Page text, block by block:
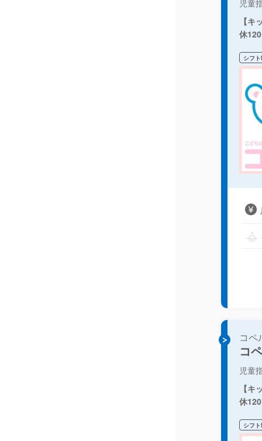
児童
【
休
シフ
コペ
コ
児童
【
休
シフ